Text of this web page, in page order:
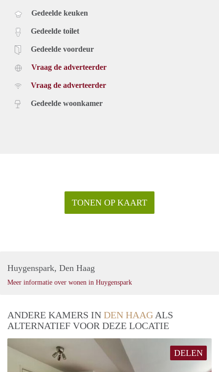
Gedeelde keuken
Gedeelde toilet
Gedeelde voordeur
Vraag de adverteerder
Vraag de adverteerder
Gedeelde woonkamer
TONEN OP KAART
Huygenspark, Den Haag
Meer informatie over wonen in Huygenspark
ANDERE KAMERS IN DEN HAAGALS
ALTERNATIEF VOOR DEZE LOCATIE
DELEN